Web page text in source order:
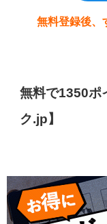
無料登録後、
無料で1350ポ
ク.jp】